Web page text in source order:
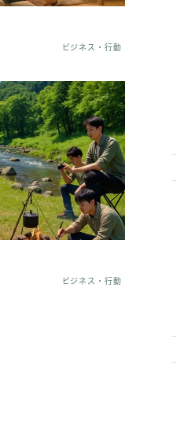
ビジネス・行動
ビジネス・行動